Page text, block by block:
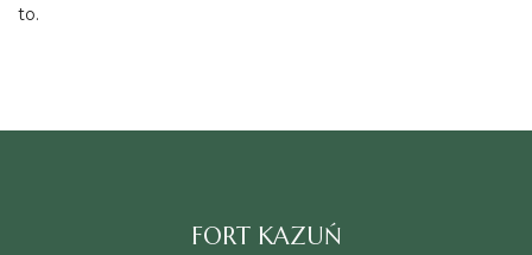
to.
FORT KAZUŃ